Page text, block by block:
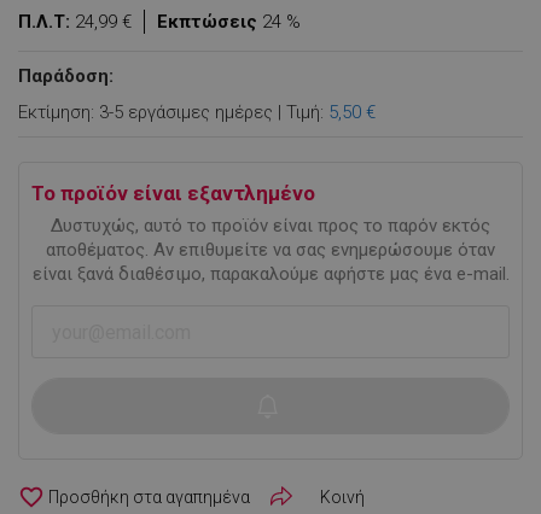
Εκπτώσεις 24 %
Π.Λ.Τ: 24,99 €
Παράδοση:
Εκτίμηση: 3-5 εργάσιμες ημέρες | Τιμή: 5,50 €
Το προϊόν είναι εξαντλημένο
Δυστυχώς, αυτό το προϊόν είναι προς το παρόν εκτός
αποθέματος. Αν επιθυμείτε να σας ενημερώσουμε όταν
είναι ξανά διαθέσιμο, παρακαλούμε αφήστε μας ένα e-mail.
favorite_border
Κοινή